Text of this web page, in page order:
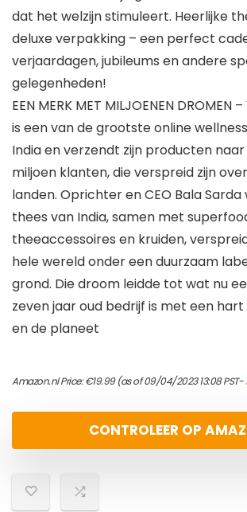
dat het welzijn stimuleert. Heerlijke
deluxe verpakking – een perfect
verjaardagen, jubileums en andere
gelegenheden!
EEN MERK MET MILJOENEN DROMEN
is een van de grootste online
India en verzendt zijn producten
miljoen klanten, die verspreid zijn
landen. Oprichter en CEO Bala
thees van India, samen met
theeaccessoires en kruiden,
hele wereld onder een duurzaam
grond. Die droom leidde tot wat nu
zeven jaar oud bedrijf is met een
en de planeet
Amazon.nl Price:€19.99(as of 09/04/2023 13:08 PST-
CONTROLEER OP